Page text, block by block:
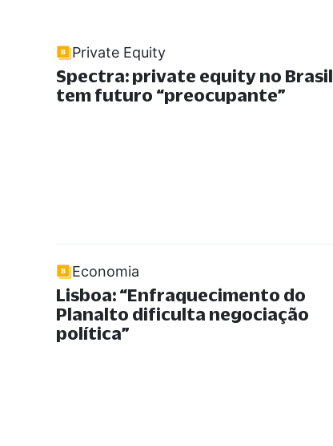
Private Equity
Spectra: private equity no Brasil
tem futuro “preocupante”
Economia
Lisboa: “Enfraquecimento do
Planalto dificulta negociação
política”